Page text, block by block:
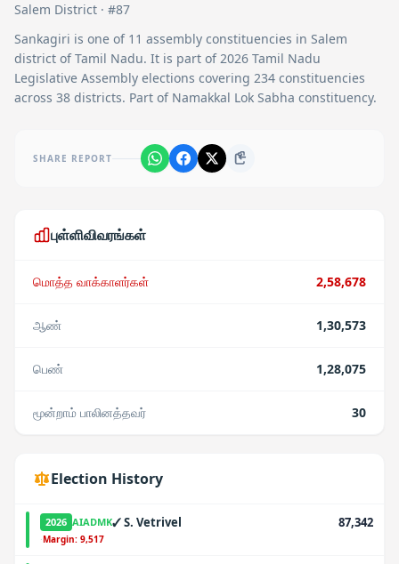
Salem District · #87
Sankagiri is one of 11 assembly constituencies in Salem
district of Tamil Nadu. It is part of 2026 Tamil Nadu
Legislative Assembly elections covering 234 constituencies
across 38 districts. Part of Namakkal Lok Sabha constituency.
SHARE REPORT
புள்ளிவிவரங்கள்
மொத்த வாக்காளர்கள் 2,58,678
ஆண் 1,30,573
பெண் 1,28,075
மூன்றாம் பாலினத்தவர் 30
Election History
2026 AIADMK✓S. Vetrivel 87,342
·Margin: 9,517